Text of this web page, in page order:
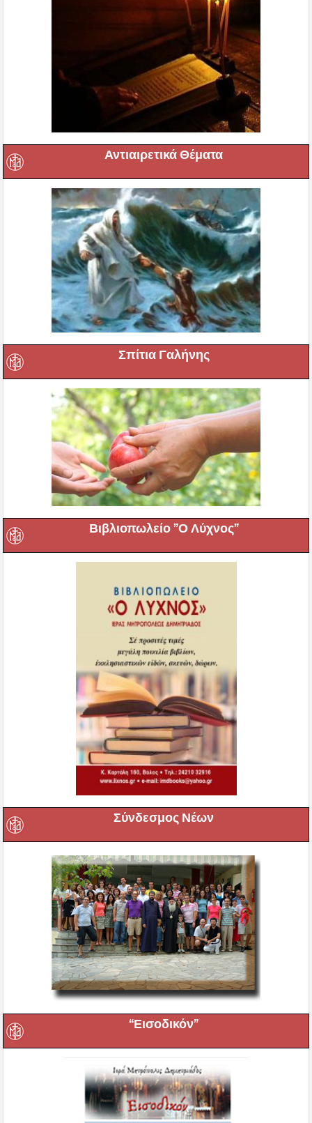
Αντιαιρετικά Θέματα
Σπίτια Γαλήνης
Βιβλιοπωλείο ”Ο Λύχνος”
Σύνδεσμος Νέων
“Εισοδικόν”